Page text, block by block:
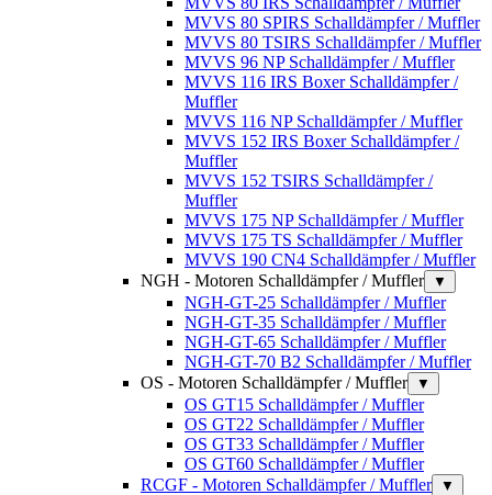
MVVS 80 SPIRS Schalldämpfer / Muffler
MVVS 80 TSIRS Schalldämpfer / Muffler
MVVS 96 NP Schalldämpfer / Muffler
MVVS 116 IRS Boxer Schalldämpfer /
Muffler
MVVS 116 NP Schalldämpfer / Muffler
MVVS 152 IRS Boxer Schalldämpfer /
Muffler
MVVS 152 TSIRS Schalldämpfer /
Muffler
MVVS 175 NP Schalldämpfer / Muffler
MVVS 175 TS Schalldämpfer / Muffler
MVVS 190 CN4 Schalldämpfer / Muffler
NGH - Motoren Schalldämpfer / Muffler
▼
NGH-GT-25 Schalldämpfer / Muffler
NGH-GT-35 Schalldämpfer / Muffler
NGH-GT-65 Schalldämpfer / Muffler
NGH-GT-70 B2 Schalldämpfer / Muffler
OS - Motoren Schalldämpfer / Muffler
▼
OS GT15 Schalldämpfer / Muffler
OS GT22 Schalldämpfer / Muffler
OS GT33 Schalldämpfer / Muffler
OS GT60 Schalldämpfer / Muffler
RCGF - Motoren Schalldämpfer / Muffler
▼